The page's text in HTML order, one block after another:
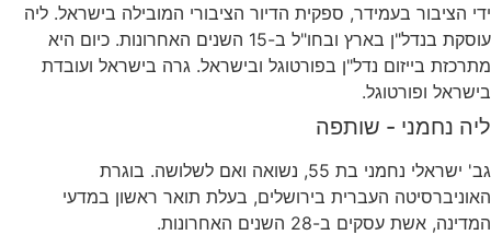
ידי הציבור בעמידר, ספקית הדיור הציבורי המובילה בישראל. ליה
עוסקת בנדל"ן בארץ ובחו"ל ב-15 השנים האחרונות. כיום היא
מתרכזת בייזום נדל"ן בפורטוגל ובישראל. גרה בישראל ועובדת
בישראל ופורטוגל.
ליה נחמני - שותפה
גב' ישראלי נחמני בת 55, נשואה ואם לשלושה. בוגרת
האוניברסיטה העברית בירושלים, בעלת תואר ראשון במדעי
המדינה, אשת עסקים ב-28 השנים האחרונות.